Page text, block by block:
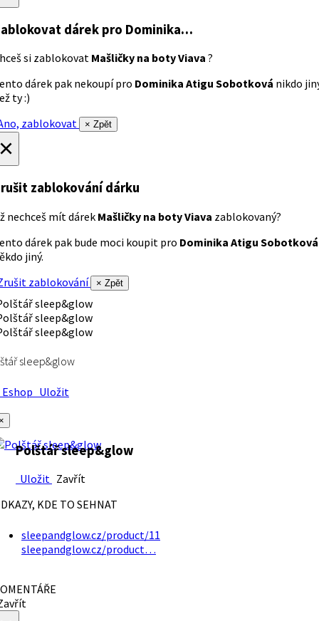
dárek pro Dominika…
si zablokovat Mašličky na boty Viava ?
dárek pak nekoupí pro Dominika Atigu Sobotková nikdo
ty :)
zablokovat
× Zpět
zablokování dárku
nechceš mít dárek Mašličky na boty Viava zablokovaný?
dárek pak bude moci koupit pro Dominika Atigu Sobotková
jiný.
zablokování
× Zpět
sleep&glow
Uložit
Polštář sleep&glow
Uložit Zavřít
KDE TO SEHNAT
sleepandglow.cz/product/11
sleepandglow.cz/product…